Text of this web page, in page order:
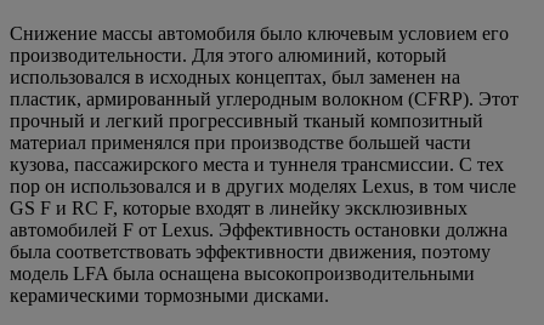
Снижение массы автомобиля было ключевым условием его
производительности. Для этого алюминий, который
использовался в исходных концептах, был заменен на
пластик, армированный углеродным волокном (CFRP). Этот
прочный и легкий прогрессивный тканый композитный
материал применялся при производстве большей части
кузова, пассажирского места и туннеля трансмиссии. С тех
пор он использовался и в других моделях Lexus, в том числе
GS F и RC F, которые входят в линейку эксклюзивных
автомобилей F от Lexus. Эффективность остановки должна
была соответствовать эффективности движения, поэтому
модель LFA была оснащена высокопроизводительными
керамическими тормозными дисками.